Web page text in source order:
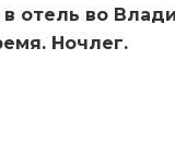
отель во
Ночлег.